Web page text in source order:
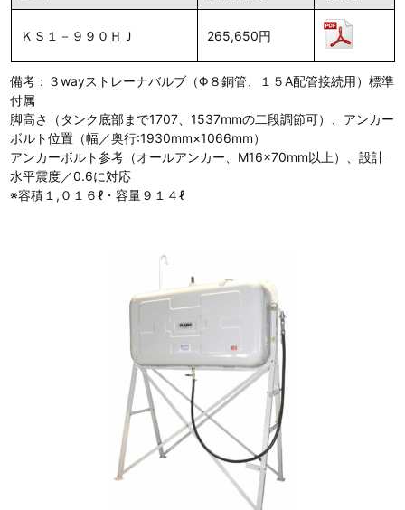
ＫＳ１－９９０ＨＪ 265,650円
備考：３wayストレーナバルブ（Φ８銅管、１５A配管接続用）標準
付属
脚高さ（タンク底部まで1707、1537mmの二段調節可）、アンカー
ボルト位置（幅／奥行:1930mm×1066mm）
アンカーボルト参考（オールアンカー、M16×70mm以上）、設計
水平震度／0.6に対応
※容積１,０１６ℓ・容量９１４ℓ